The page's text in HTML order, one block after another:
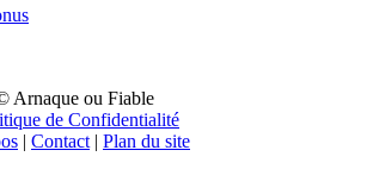
Arnaque ou Fiable
de Confidentialité
| Contact | Plan du site